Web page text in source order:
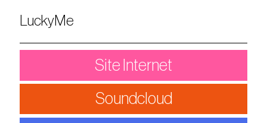
LuckyMe
Site Internet
Soundcloud